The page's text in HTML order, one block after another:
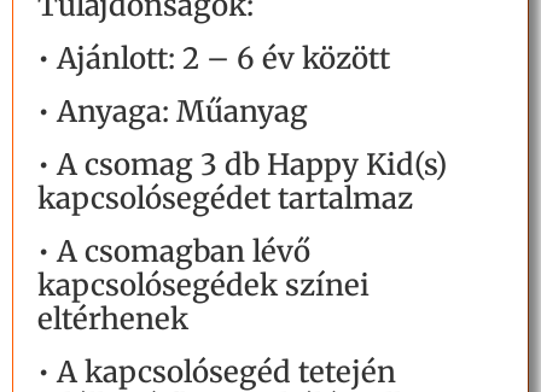
• Ajánlott: 2 – 6 év között
• Anyaga: Műanyag
• A csomag 3 db Happy Kid(s)
kapcsolósegédet tartalmaz
• A csomagban lévő
kapcsolósegédek színei
eltérhenek
• A kapcsolósegéd tetején